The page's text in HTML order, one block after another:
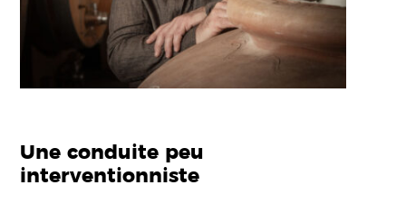
Une conduite peu
interventionniste